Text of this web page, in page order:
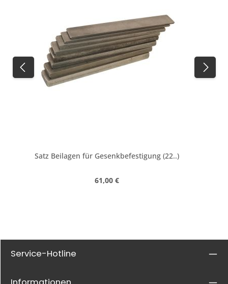
Satz Beilagen für Gesenkbefestigung (22..)
Regulärer Preis:
61,00 €
Service-Hotline